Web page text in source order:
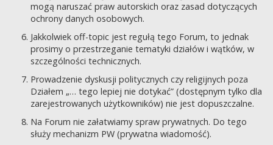
mogą naruszać praw autorskich oraz zasad dotyczących
ochrony danych osobowych.
Jakkolwiek off-topic jest regułą tego Forum, to jednak
prosimy o przestrzeganie tematyki działów i wątków, w
szczególności technicznych.
Prowadzenie dyskusji politycznych czy religijnych poza
Działem „… tego lepiej nie dotykać” (dostępnym tylko dla
zarejestrowanych użytkowników) nie jest dopuszczalne.
Na Forum nie załatwiamy spraw prywatnych. Do tego
służy mechanizm PW (prywatna wiadomość).